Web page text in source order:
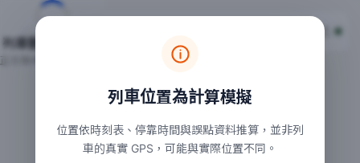
台鐵列車即時位置地圖
本頁顯示目前全台鐵運行中的列車位置，涵蓋自強、普悠瑪、
常用查詢：
、台中車站即時動態
台鐵即時動態
列車位置為計算模擬
位置依時刻表、停靠時間與誤點資料推算，並非列
車的真實 GPS，可能與實際位置不同。
列車動態載入中…